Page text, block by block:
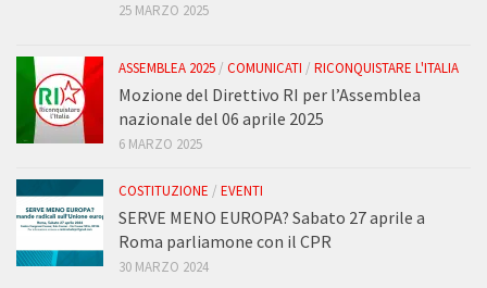
25 MARZO 2025
ASSEMBLEA 2025 / COMUNICATI / RICONQUISTARE L'ITALIA
Mozione del Direttivo RI per l’Assemblea
nazionale del 06 aprile 2025
6 MARZO 2025
COSTITUZIONE / EVENTI
SERVE MENO EUROPA? Sabato 27 aprile a
Roma parliamone con il CPR
30 MARZO 2024